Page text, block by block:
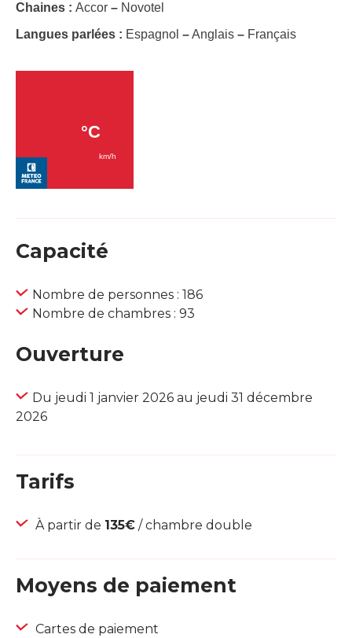
Chaines : Accor – Novotel
Langues parlées : Espagnol –Anglais – Français
Capacité
Nombre de personnes : 186
Nombre de chambres : 93
Ouverture
Du jeudi 1 janvier 2026 au jeudi 31 décembre
2026
Tarifs
À partir de 135€ / chambre double
Moyens de paiement
Cartes de paiement